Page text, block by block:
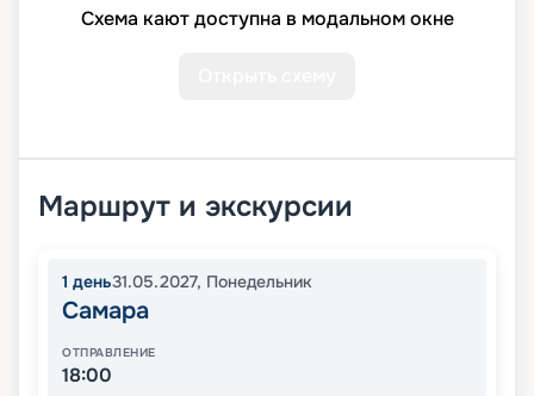
Схема кают доступна в модальном окне
Маршрут и экскурсии
1 день31.05.2027, Понедельник
Самара
ОТПРАВЛЕНИЕ
18:00